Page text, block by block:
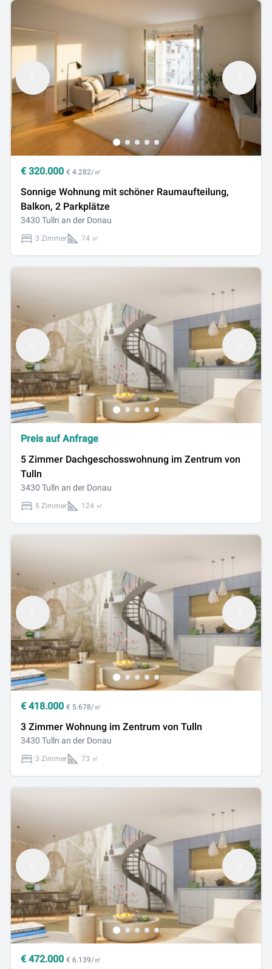
€ 320.000 € 4.282/㎡
Sonnige Wohnung mit schöner Raumaufteilung,
Balkon, 2 Parkplätze
3430 Tulln an der Donau
3 Zimmer 74 ㎡
Preis auf Anfrage
5 Zimmer Dachgeschosswohnung im Zentrum von
Tulln
3430 Tulln an der Donau
5 Zimmer 124 ㎡
€ 418.000 € 5.678/㎡
3 Zimmer Wohnung im Zentrum von Tulln
3430 Tulln an der Donau
3 Zimmer 73 ㎡
€ 472.000 € 6.139/㎡